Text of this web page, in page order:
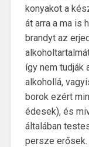
konyakot a
át arra a ma is
brandyt az
így nem tudják
alkohollá,
borok ezért
édesek), és
általában
persze erősek.